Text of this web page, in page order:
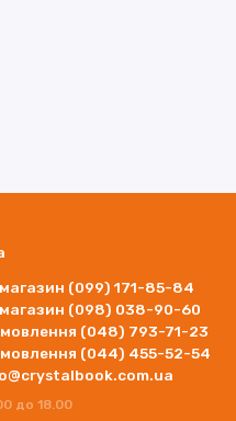
(099) 171-85-84
(098) 038-90-60
(048) 793-71-23
(044) 455-52-54
до 18.00